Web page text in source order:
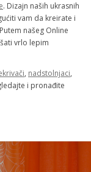
. Dizajn naših ukrasnih
vam da kreirate i
našeg Online
vrlo lepim
, nadstolnjaci,
i pronađite